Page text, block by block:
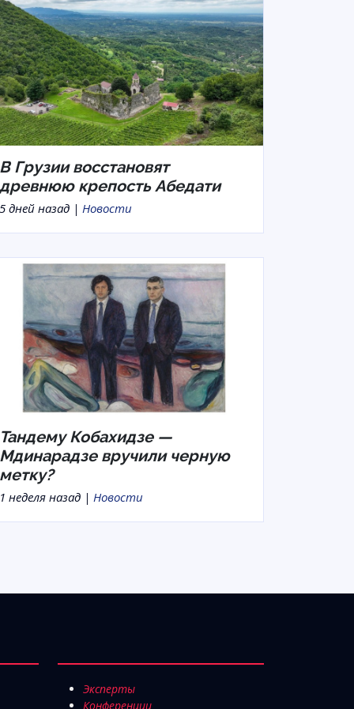
В Грузии восстановят
древнюю крепость Абедати
5 дней назад | Новости
Тандему Кобахидзе —
Мдинарадзе вручили черную
метку?
1 неделя назад | Новости
Эксперты
Конференции